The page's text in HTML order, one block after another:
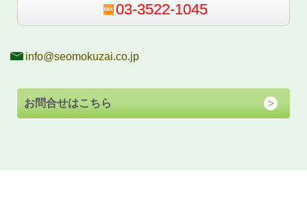
03-3522-1045
info@seomokuzai.co.jp
お問合せはこちら